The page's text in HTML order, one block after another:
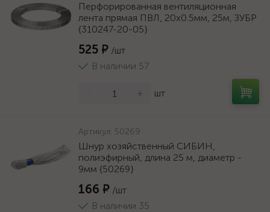
Перфорированная вентиляционная
лента прямая ПВЛ, 20х0.5мм, 25м, ЗУБР
{310247-20-05}
525 ₽ /шт
В наличии 57
+ шт
Артикул: 50269
Шнур хозяйственный СИБИН,
полиэфирный, длина 25 м, диаметр -
9мм {50269}
166 ₽ /шт
В наличии 35